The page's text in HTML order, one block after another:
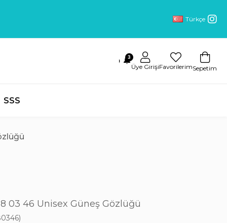
Türkçe
🔔
3
Üye GirişiFavorilerimSepetim
SSS
03 46 Unisex Güneş Gözlüğü